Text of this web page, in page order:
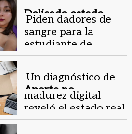
Delicado estado.
Piden dadores de
sangre para la
estudiante de
enfermeria
Bebida
Aporte no
reembolsable.
Un diagnóstico de
madurez digital
reveló el estado real
del sector pyme en